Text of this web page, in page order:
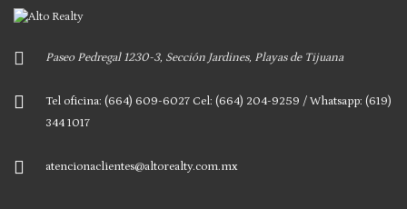
Paseo Pedregal 1230-3, Sección Jardines, Playas de Tijuana
Tel oficina: (664) 609-6027 Cel: (664) 204-9259 / Whatsapp: (619)
344 1017
atencionaclientes@altorealty.com.mx